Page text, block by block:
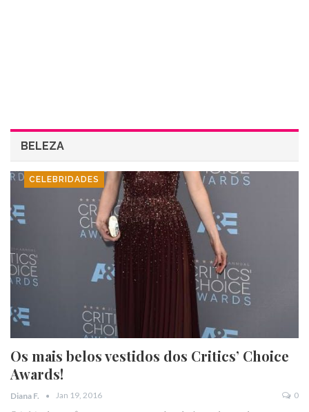
BELEZA
CELEBRIDADES
Os mais belos vestidos dos Critics’ Choice
Awards!
Diana F. Jan 19, 2016 0